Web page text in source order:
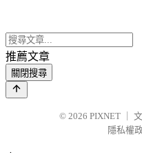
推薦文章
關閉搜尋
© 2026 PIXNET
隱私權